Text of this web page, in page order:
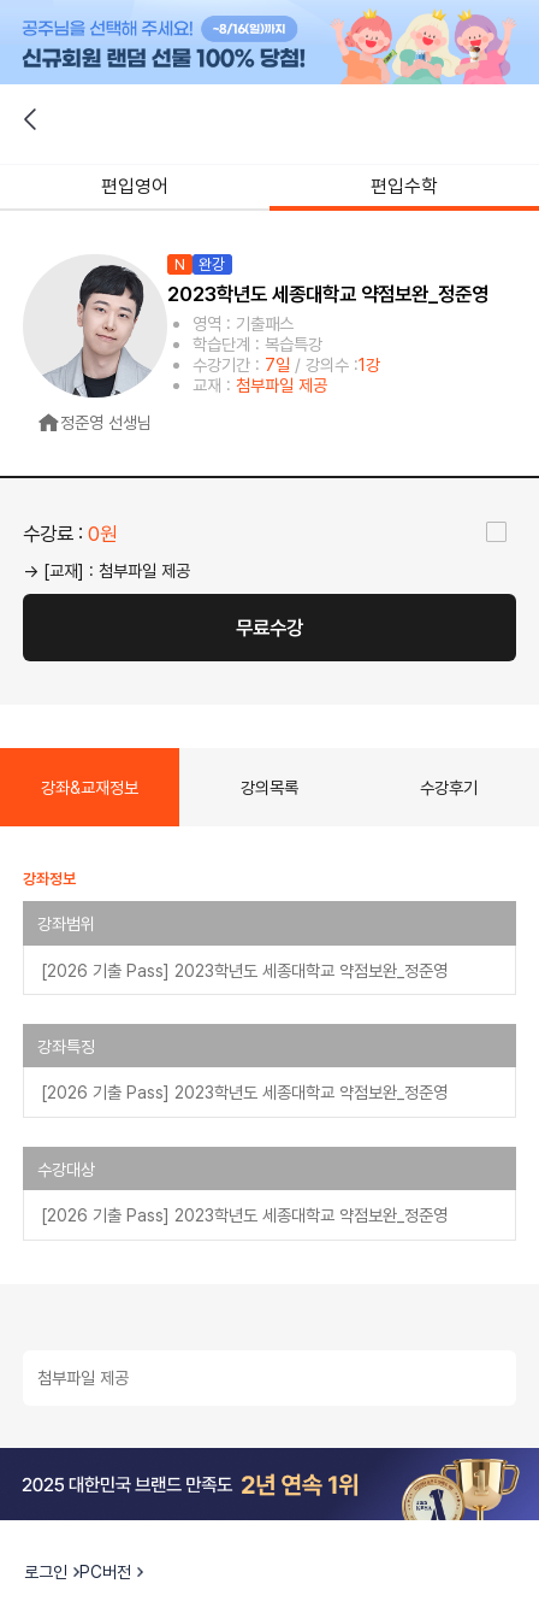
편입영어 편입수학
정준영 선생님
N 완강
2023학년도 세종대학교 약점보완_정준영
영역 : 기출패스
학습단계 : 복습특강
수강기간 : 7일 / 강의수 :1강
교재 :첨부파일 제공
수강료 :0원
→ [교재] : 첨부파일 제공
무료수강
강좌&교재정보 강의목록 수강후기
강좌정보
강좌범위
[2026 기출 Pass] 2023학년도 세종대학교 약점보완_정준영
강좌특징
[2026 기출 Pass] 2023학년도 세종대학교 약점보완_정준영
수강대상
[2026 기출 Pass] 2023학년도 세종대학교 약점보완_정준영
첨부파일 제공
로그인 PC버전